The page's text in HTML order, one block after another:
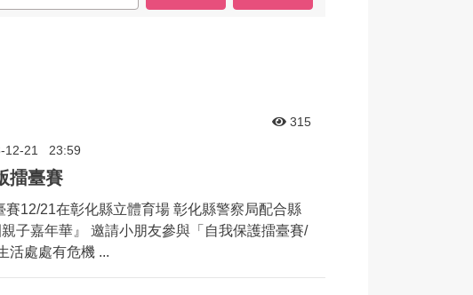
315
12-21 23:59
擂臺賽
12/21在彰化縣立體育場 彰化縣警察局配合縣
子嘉年華』 邀請小朋友參與「自我保護擂臺賽/
活處處有危機 ...